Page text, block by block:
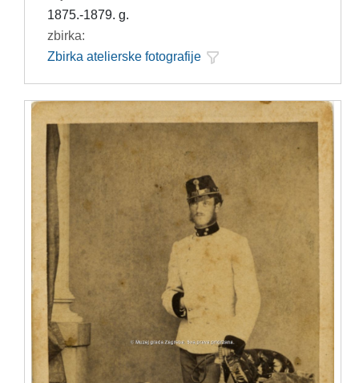
1875.-1879. g.
zbirka:
Zbirka atelierske fotografije